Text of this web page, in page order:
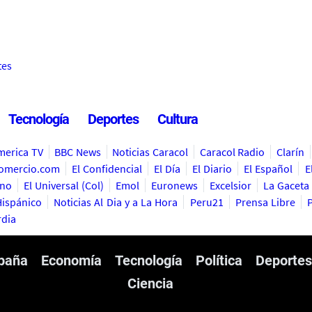
Tecnología Deportes Cultura
TV BBC News Noticias Caracol Caracol Radio
Clarín
El Confidencial El Día El Diario El Español
El Universal (Col) Emol Euronews Excelsior
La Gaceta
Noticias Al Dia y a La Hora Peru21 Prensa Libre
Economía Tecnología Política
Deportes
Ciencia